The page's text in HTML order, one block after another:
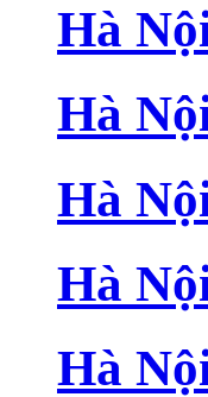
Hà
Hà
Hà
Hà
Hà